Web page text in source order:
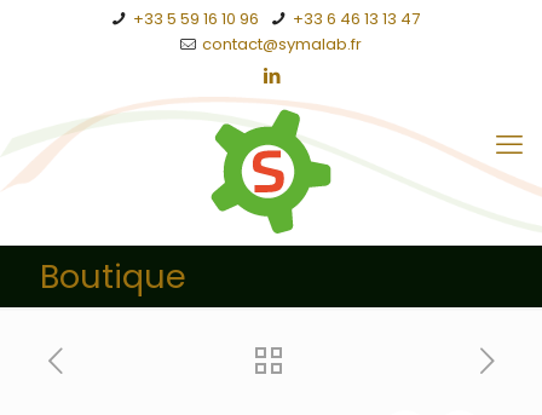
+33 5 59 16 10 96
+33 6 46 13 13 47
contact@symalab.fr
Boutique